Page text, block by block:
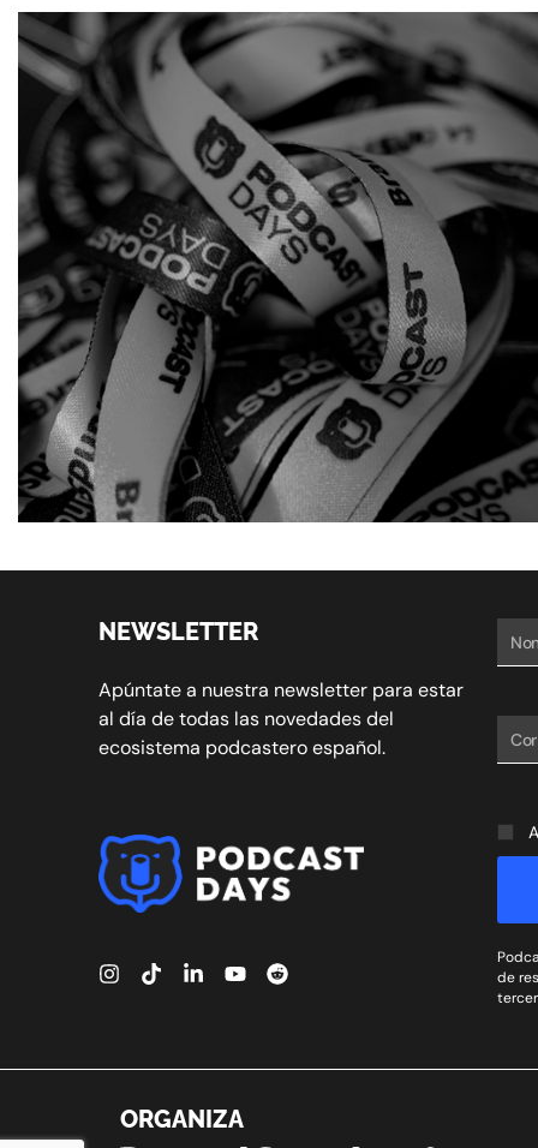
NEWSLETTER
Apúntate a nuestra newsletter para estar
al día de todas las novedades del
ecosistema podcastero español.
de
ORGANIZA